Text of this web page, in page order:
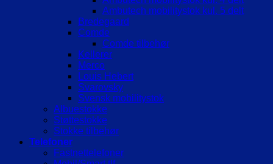
Ambutech mobilitystok kul. 5 delt
Bredegaard
Comde
Comde tilbehør
Kellerer
Merco
Louis Hebert
Svarovsky
Svensk mobilitystok
Albuestokke
Støttestokke
Stokke tilbehør
Telefoner
Fastnettelefoner